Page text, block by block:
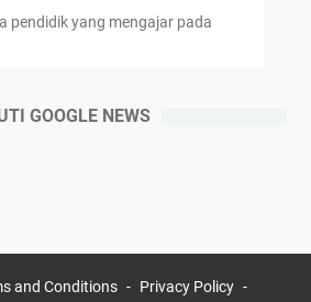
pendidik yang mengajar pada
GOOGLE NEWS
and Conditions Privacy Policy